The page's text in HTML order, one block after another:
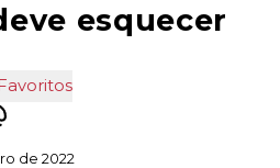
esquecer
de 2022